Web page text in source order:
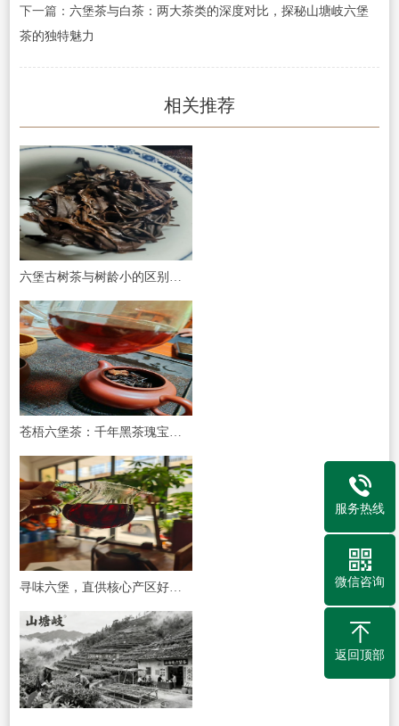
下一篇： 六堡茶与白茶：两大茶类的深度对比，探秘山塘岐六堡
茶的独特魅力
相关推荐
六堡古树茶与树龄小的区别｜山塘岐六堡茶详解原料底层逻辑，看懂好茶为何选古树
苍梧六堡茶：千年黑茶瑰宝，核心产区的品质传承
寻味六堡，直供核心产区好茶——山塘岐六堡茶邀您共品千年茶香
服务热线
微信咨询
返回顶部